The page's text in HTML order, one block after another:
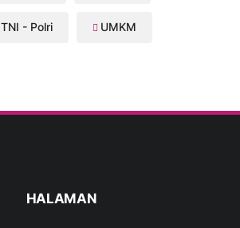
TNI - Polri UMKM
HALAMAN